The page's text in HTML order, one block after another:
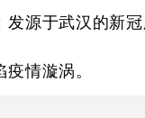
源于武汉的新
情漩涡。